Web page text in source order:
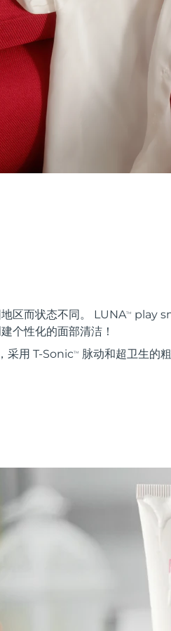
区而状态不同。 LUNATM
play
个性化的面部清洁！
采用 T-SonicTM
脉动和超卫生的